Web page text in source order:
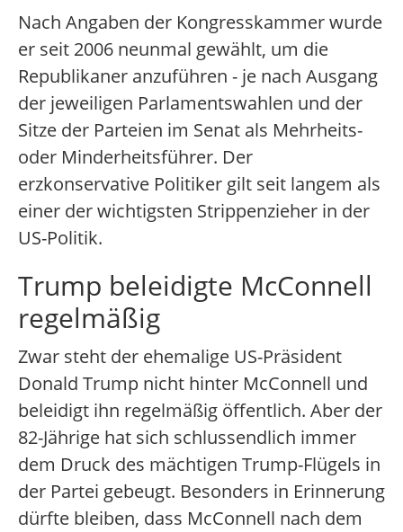
Nach Angaben der Kongresskammer wurde
er seit 2006 neunmal gewählt, um die
Republikaner anzuführen - je nach Ausgang
der jeweiligen Parlamentswahlen und der
Sitze der Parteien im Senat als Mehrheits-
oder Minderheitsführer. Der
erzkonservative Politiker gilt seit langem als
einer der wichtigsten Strippenzieher in der
US-Politik.
Trump beleidigte McConnell
regelmäßig
Zwar steht der ehemalige US-Präsident
Donald Trump nicht hinter McConnell und
beleidigt ihn regelmäßig öffentlich. Aber der
82-Jährige hat sich schlussendlich immer
dem Druck des mächtigen Trump-Flügels in
der Partei gebeugt. Besonders in Erinnerung
dürfte bleiben, dass McConnell nach dem